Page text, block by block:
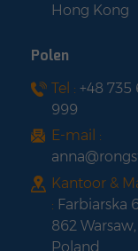
Hong Kong
Polen
Tel :+48 735
999
E-mail :
Kantoor &
: Farbiarska
862 Warsaw,
Poland